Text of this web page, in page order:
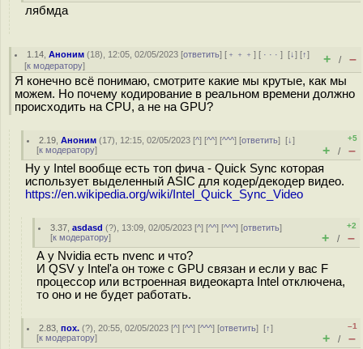
лябмда
1.14 ,Аноним (18), 12:05, 02/05/2023 [ответить] [ ﹢﹢﹢] [ · · ·][↓] [↑]
[к модератору] + / –
Я конечно всё понимаю, смотрите какие мы крутые, как мы
можем. Но почему кодирование в реальном времени должно
происходить на CPU, а не на GPU?
2.19 ,Аноним (17), 12:15, 02/05/2023 [^] [^^] [^^^] [ответить][↓]
[к модератору]
+5
+ / –
Ну у Intel вообще есть топ фича - Quick Sync которая
использует выделенный ASIC для кодер/декодер видео.
https://en.wikipedia.org/wiki/Intel_Quick_Sync_Video
3.37 ,asdasd (?), 13:09, 02/05/2023 [^] [^^] [^^^] [ответить]
[к модератору]
+2
+ / –
А у Nvidia есть nvenc и что?
И QSV у Intel'а он тоже с GPU связан и если у вас F
процессор или встроенная видеокарта Intel отключена,
то оно и не будет работать.
2.83 ,пох. (?), 20:55, 02/05/2023 [^] [^^] [^^^] [ответить][↑]
[к модератору]
–1
+ / –